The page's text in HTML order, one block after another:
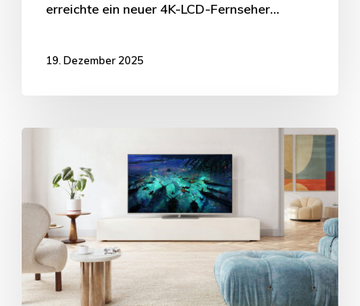
erreichte ein neuer 4K-LCD-Fernseher…
19. Dezember 2025